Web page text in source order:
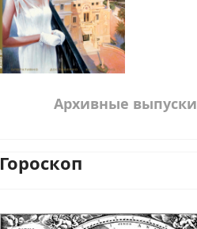
Архивные выпуски
Гороскоп